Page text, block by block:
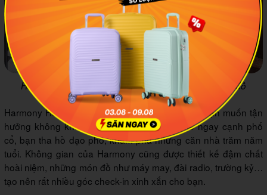
Harmony House đúng chất một căn nhà cổ của thủ đô
Harmony House là homestay dành cho những bạn muốn tận
hưởng không khí cổ kính của Hà Nội. Home ngay cạnh phố
cổ, bạn tha hồ dạo phố, khám phá những căn nhà trăm năm
tuổi. Không gian của Harmony cũng được thiết kế đậm chất
hoài niệm, những món đồ như máy may, đài radio, trường kỷ…
tạo nên rất nhiều góc check-in xinh xắn cho bạn.